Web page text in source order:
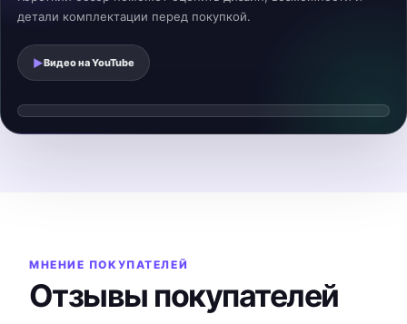
детали комплектации перед покупкой.
▶Видео наYouTube
Смотреть видеообзор
МНЕНИЕ ПОКУПАТЕЛЕЙ
Отзывы покупателей